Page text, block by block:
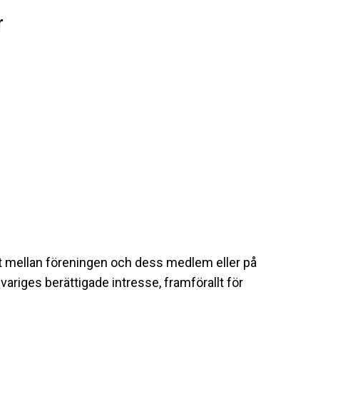
föreningen och dess medlem eller på
berättigade intresse, framförallt för